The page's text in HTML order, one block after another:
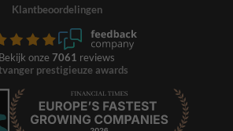
Klantbeoordelingen
Bekijk onze 7061 reviews
prestigieuze awards